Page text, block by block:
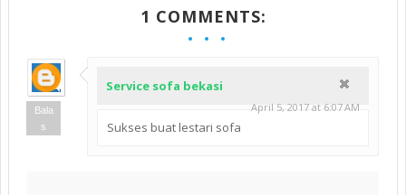
1 COMMENTS:
Bala
s
Service sofa bekasi
April 5, 2017 at 6:07 AM
Sukses buat lestari sofa